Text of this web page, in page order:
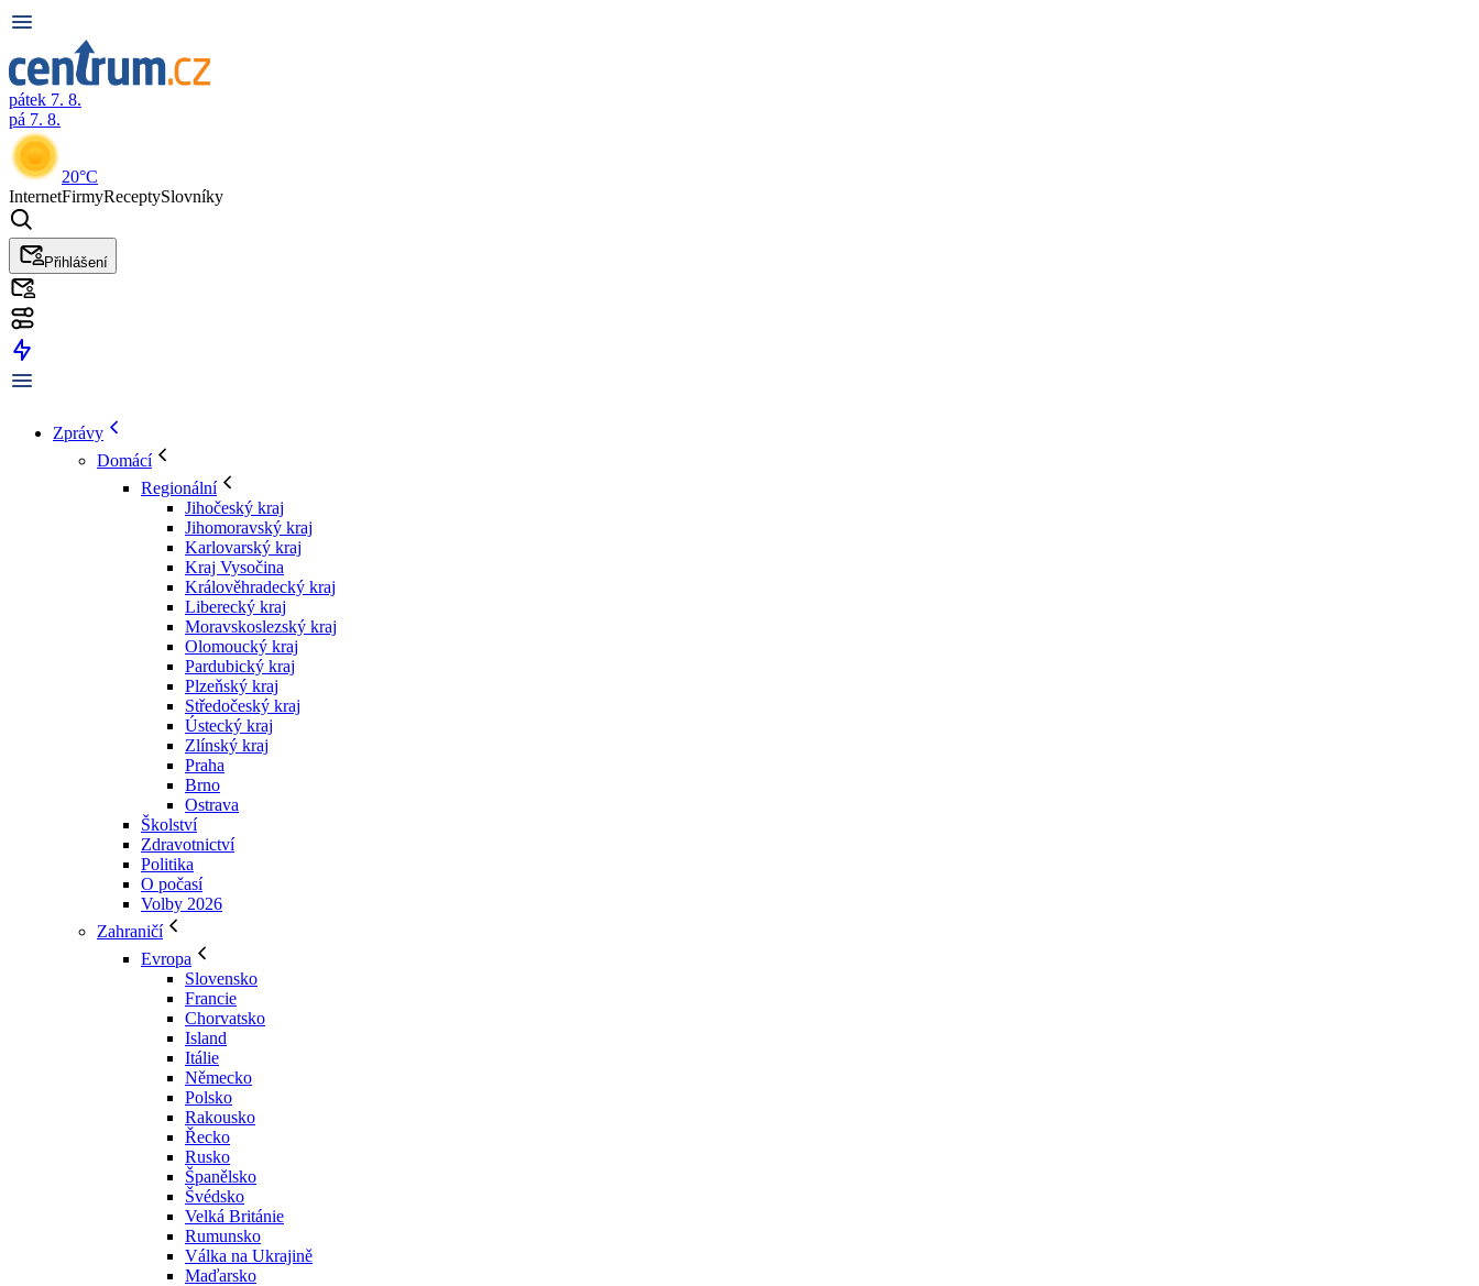
pátek 7. 8.
pá 7. 8.
20°C
InternetFirmyReceptySlovníky
Přihlášení
Zprávy
Domácí
Regionální
Jihočeský kraj
Jihomoravský kraj
Karlovarský kraj
Kraj Vysočina
Králověhradecký kraj
Liberecký kraj
Moravskoslezský kraj
Olomoucký kraj
Pardubický kraj
Plzeňský kraj
Středočeský kraj
Ústecký kraj
Zlínský kraj
Praha
Brno
Ostrava
Školství
Zdravotnictví
Politika
O počasí
Volby 2026
Zahraničí
Evropa
Slovensko
Francie
Chorvatsko
Island
Itálie
Německo
Polsko
Rakousko
Řecko
Rusko
Španělsko
Švédsko
Velká Británie
Rumunsko
Válka na Ukrajině
Maďarsko